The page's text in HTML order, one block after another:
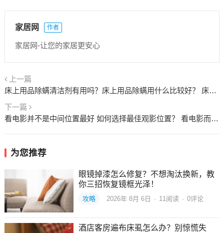
家居网 作者
家居网-让您的家居更安心
上一篇
床上用品除螨清洁剂有用吗？床上用品除螨用什么比较好？ 床上用品除螨清洁剂有用吗
下一篇
看电影并不是中间位置最好 如何选择最佳观影位置？ 看电影而不是看电视
为您推荐
眼镜掉漆怎么修复？不想淘汰换新，教
你三招恢复镜框光泽！
攻略 2026年 8月 6日 · 11 阅读 · 0评论
酒店客房遍布床虱怎么办？别惊慌失